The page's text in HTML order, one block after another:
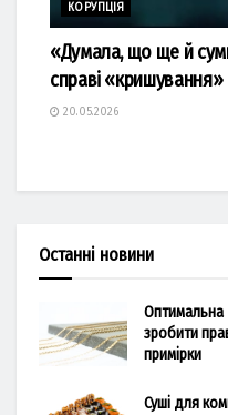
КОРУПЦІЯ
«Думала, що ще й
справі
20.05.2026
Останні новини
Оптимальна
зробити
примірки
Суші для